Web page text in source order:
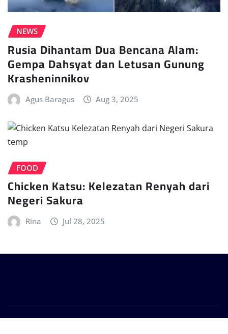
NEWS
Rusia Dihantam Dua Bencana Alam:
Gempa Dahsyat dan Letusan Gunung
Krasheninnikov
Agus Baragus Aug 3, 2025
FOOD
Chicken Katsu: Kelezatan Renyah dari
Negeri Sakura
Rina Jul 28, 2025